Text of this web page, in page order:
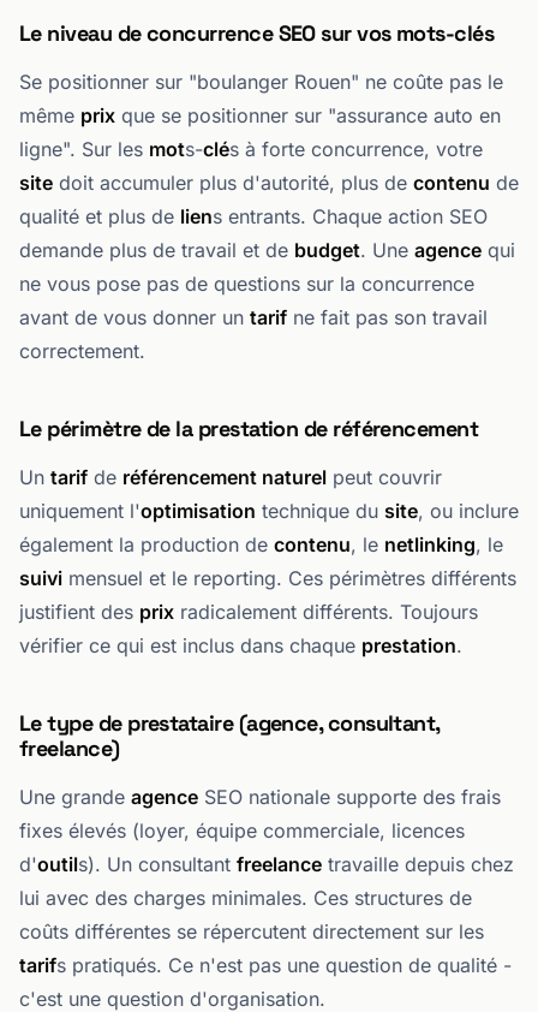
Le niveau de concurrence SEO sur vos mots-clés
Se positionner sur "boulanger Rouen" ne coûte pas le
même prix que se positionner sur "assurance auto en
ligne". Sur les mots-clés à forte concurrence, votre
site doit accumuler plus d'autorité, plus de contenu de
qualité et plus de liens entrants. Chaque action SEO
demande plus de travail et de budget. Une agence qui
ne vous pose pas de questions sur la concurrence
avant de vous donner un tarif ne fait pas son travail
correctement.
Le périmètre de la prestation de référencement
Un tarif de référencement naturel peut couvrir
uniquement l'optimisation technique du site, ou inclure
également la production de contenu, le netlinking, le
suivi mensuel et le reporting. Ces périmètres différents
justifient des prix radicalement différents. Toujours
vérifier ce qui est inclus dans chaque prestation.
Le type de prestataire (agence, consultant,
freelance)
Une grande agence SEO nationale supporte des frais
fixes élevés (loyer, équipe commerciale, licences
d'outils). Un consultant freelance travaille depuis chez
lui avec des charges minimales. Ces structures de
coûts différentes se répercutent directement sur les
tarifs pratiqués. Ce n'est pas une question de qualité -
c'est une question d'organisation.